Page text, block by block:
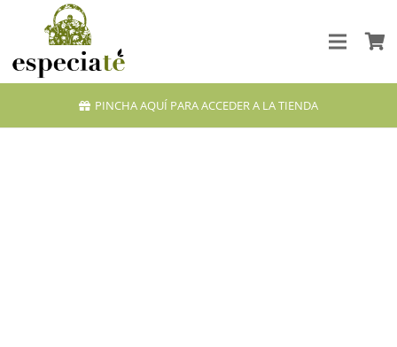
PINCHA AQUÍ PARA ACCEDER A LA TIENDA